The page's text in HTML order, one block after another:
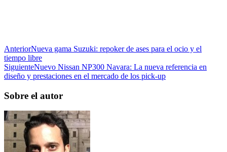
AnteriorNueva gama Suzuki: repoker de ases para el ocio y el
tiempo libre
SiguienteNuevo Nissan NP300 Navara: La nueva referencia en
diseño y prestaciones en el mercado de los pick-up
Sobre el autor